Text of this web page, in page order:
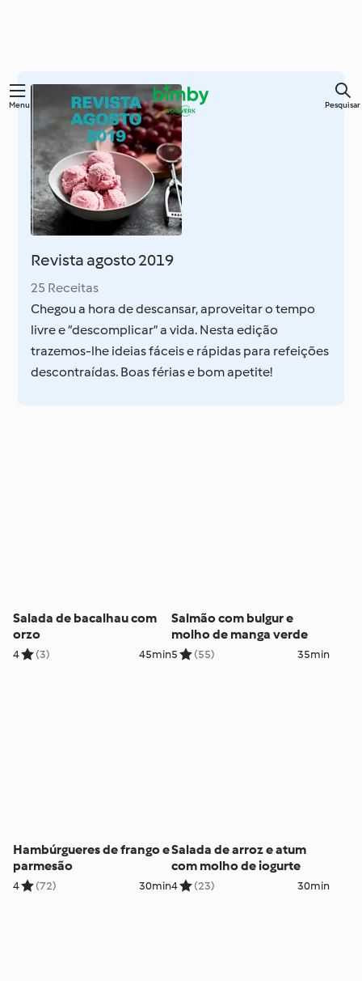
Saltar
conteúdo
principal
Menu Pesquisar
Revista agosto 2019
25 Receitas
Chegou a hora de descansar, aproveitar o tempo
livre e “descomplicar” a vida. Nesta edição
trazemos-lhe ideias fáceis e rápidas para refeições
descontraídas. Boas férias e bom apetite!
Salada de bacalhau com
orzo
4 (3) 45min
Salmão com bulgur e
molho de manga verde
5 (55) 35min
Hambúrgueres de frango e
parmesão
4 (72) 30min
Salada de arroz e atum
com molho de iogurte
4 (23) 30min